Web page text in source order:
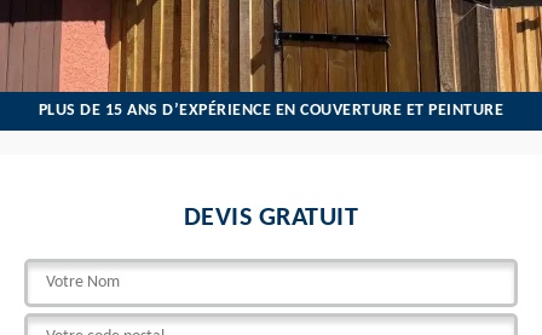
PLUS DE 15 ANS D’EXPÉRIENCE EN COUVERTURE ET PEINTURE
DEVIS GRATUIT